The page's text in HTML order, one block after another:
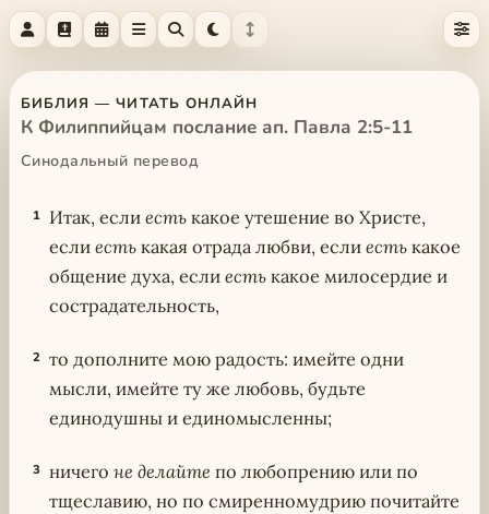
БИБЛИЯ — ЧИТАТЬ ОНЛАЙН
К Филиппийцам послание ап. Павла 2:5-11
Синодальный перевод
1 Итак, если есть какое утешение во Христе,
если есть какая отрада любви, если есть какое
общение духа, если есть какое милосердие и
сострадательность,
2 то дополните мою радость: имейте одни
мысли, имейте ту же любовь, будьте
единодушны и единомысленны;
3 ничего не делайте по любопрению или по
тщеславию, но по смиренномудрию почитайте